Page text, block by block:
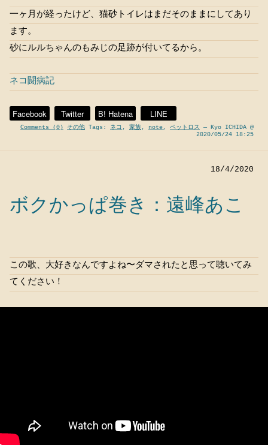
一ヶ月が経ったけど、猫砂トイレはまだそのままにしてあり
ます。
砂にルルちゃんのもみじの足跡が付いてるから。
ネコ闘病記
Facebook Twitter B! Hatena LINE
Comments (0) その他 Tags: ネコ , 家族, note, ペットロス — Kyo ICHIDA @
2020/05/24 18:25
18/4/2020
ボクかっぱ巻き：遠峰あこ
この歌、大好きなんですよね〜ダマされたと思って聴いてみ
てください！